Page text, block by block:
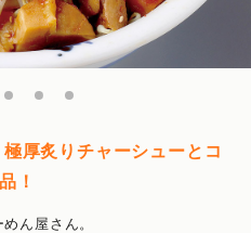
厚炙りチャーシューとコ
！
ん屋さん。